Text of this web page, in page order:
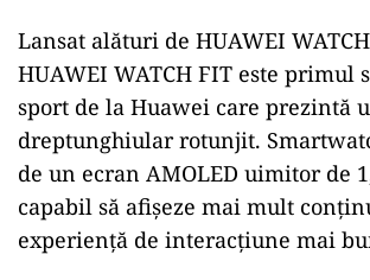
Lansat alături de HUAWEI
HUAWEI WATCH FIT este primul
sport de la Huawei care prezintă
dreptunghiular rotunjit.
de un ecran AMOLED uimitor de
capabil să afișeze mai mult
experiență de interacțiune mai